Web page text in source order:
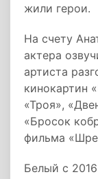
жили герои.
На счету
актера
артиста
кинокартин
«Троя»,
«Бросок
фильма
Белый с